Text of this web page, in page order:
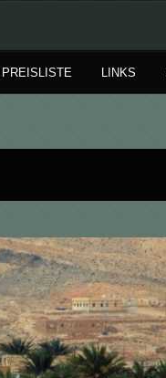
PREISLISTE LINKS